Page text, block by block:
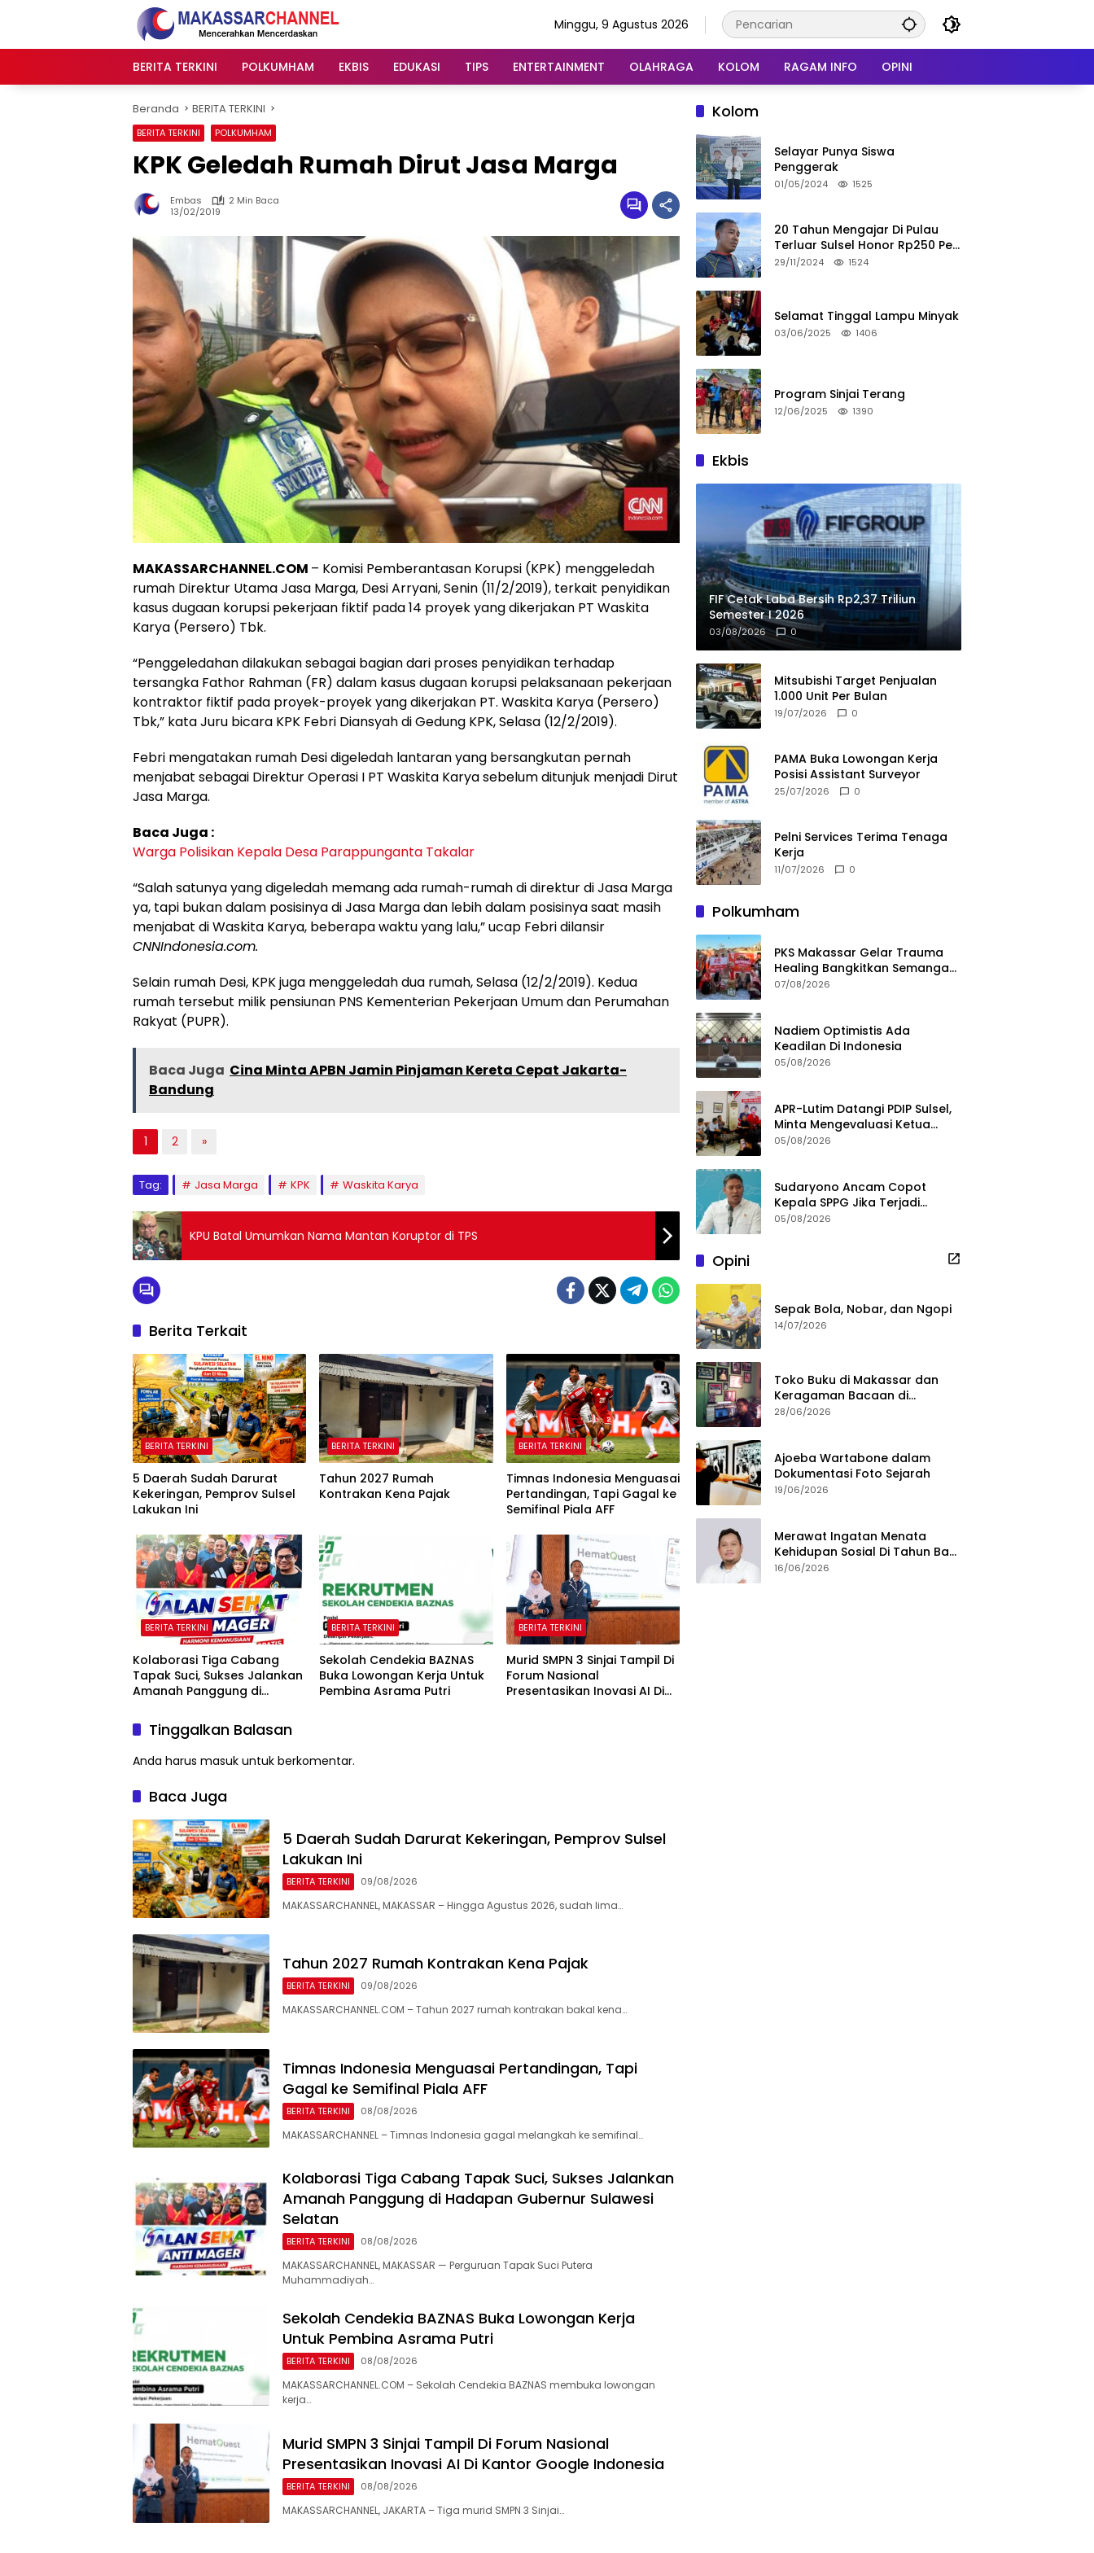
Minggu, 9 Agustus 2026
BERITA TERKINI POLKUMHAM EKBIS EDUKASI TIPS ENTERTAINMENT OLAHRAGA KOLOM RAGAM INFO OPINI
Beranda BERITA TERKINI
BERITA TERKINI POLKUMHAM
KPK Geledah Rumah Dirut Jasa Marga
Embas
2 Min Baca
13/02/2019
MAKASSARCHANNEL.COM – Komisi Pemberantasan Korupsi (KPK) menggeledah
rumah Direktur Utama Jasa Marga, Desi Arryani, Senin (11/2/2019), terkait penyidikan
kasus dugaan korupsi pekerjaan fiktif pada 14 proyek yang dikerjakan PT Waskita
Karya (Persero) Tbk.
“Penggeledahan dilakukan sebagai bagian dari proses penyidikan terhadap
tersangka Fathor Rahman (FR) dalam kasus dugaan korupsi pelaksanaan pekerjaan
kontraktor fiktif pada proyek-proyek yang dikerjakan PT. Waskita Karya (Persero)
Tbk,” kata Juru bicara KPK Febri Diansyah di Gedung KPK, Selasa (12/2/2019).
Febri mengatakan rumah Desi digeledah lantaran yang bersangkutan pernah
menjabat sebagai Direktur Operasi I PT Waskita Karya sebelum ditunjuk menjadi Dirut
Jasa Marga.
Baca Juga :
Warga Polisikan Kepala Desa Parappunganta Takalar
“Salah satunya yang digeledah memang ada rumah-rumah di direktur di Jasa Marga
ya, tapi bukan dalam posisinya di Jasa Marga dan lebih dalam posisinya saat masih
menjabat di Waskita Karya, beberapa waktu yang lalu,” ucap Febri dilansir
CNNIndonesia.com.
Selain rumah Desi, KPK juga menggeledah dua rumah, Selasa (12/2/2019). Kedua
rumah tersebut milik pensiunan PNS Kementerian Pekerjaan Umum dan Perumahan
Rakyat (PUPR).
Baca Juga Cina Minta APBN Jamin Pinjaman Kereta Cepat Jakarta-
Bandung
1 2 »
Tag: Jasa Marga KPK Waskita Karya
KPU Batal Umumkan Nama Mantan Koruptor di TPS
Berita Terkait
BERITA TERKINI
5 Daerah Sudah Darurat
Kekeringan, Pemprov Sulsel
Lakukan Ini
BERITA TERKINI
Tahun 2027 Rumah
Kontrakan Kena Pajak
BERITA TERKINI
Timnas Indonesia Menguasai
Pertandingan, Tapi Gagal ke
Semifinal Piala AFF
BERITA TERKINI
Kolaborasi Tiga Cabang
Tapak Suci, Sukses Jalankan
Amanah Panggung di
Selatan
BERITA TERKINI
Sekolah Cendekia BAZNAS
Buka Lowongan Kerja Untuk
Pembina Asrama Putri
BERITA TERKINI
Murid SMPN 3 Sinjai Tampil Di
Forum Nasional
Presentasikan Inovasi AI Di
Tinggalkan Balasan
Anda harus masuk untuk berkomentar.
Baca Juga
5 Daerah Sudah Darurat Kekeringan, Pemprov Sulsel
Lakukan Ini
BERITA TERKINI 09/08/2026
MAKASSARCHANNEL, MAKASSAR – Hingga Agustus 2026, sudah lima…
Tahun 2027 Rumah Kontrakan Kena Pajak
BERITA TERKINI 09/08/2026
MAKASSARCHANNEL.COM – Tahun 2027 rumah kontrakan bakal kena…
Timnas Indonesia Menguasai Pertandingan, Tapi
Gagal ke Semifinal Piala AFF
BERITA TERKINI 08/08/2026
MAKASSARCHANNEL – Timnas Indonesia gagal melangkah ke semifinal…
Kolaborasi Tiga Cabang Tapak Suci, Sukses Jalankan
Amanah Panggung di Hadapan Gubernur Sulawesi
Selatan
BERITA TERKINI 08/08/2026
MAKASSARCHANNEL, MAKASSAR — Perguruan Tapak Suci Putera
Muhammadiyah…
Sekolah Cendekia BAZNAS Buka Lowongan Kerja
Untuk Pembina Asrama Putri
BERITA TERKINI 08/08/2026
MAKASSARCHANNEL.COM – Sekolah Cendekia BAZNAS membuka lowongan
kerja…
Murid SMPN 3 Sinjai Tampil Di Forum Nasional
Presentasikan Inovasi AI Di Kantor Google Indonesia
BERITA TERKINI 08/08/2026
MAKASSARCHANNEL, JAKARTA – Tiga murid SMPN 3 Sinjai…
Kolom
Selayar Punya Siswa
Penggerak
01/05/2024 1525
20 Tahun Mengajar Di Pulau
Terluar Sulsel Honor Rp250 Per
Bulan
29/11/2024 1524
Selamat Tinggal Lampu Minyak
03/06/2025 1406
Program Sinjai Terang
12/06/2025 1390
Ekbis
FIF Cetak Laba Bersih Rp2,37 Triliun
Semester I 2026
03/08/2026 0
Mitsubishi Target Penjualan
1.000 Unit Per Bulan
19/07/2026 0
PAMA Buka Lowongan Kerja
Posisi Assistant Surveyor
25/07/2026 0
Pelni Services Terima Tenaga
Kerja
11/07/2026 0
Polkumham
PKS Makassar Gelar Trauma
Healing Bangkitkan Semangat
Korban Kebakaran Tallo
07/08/2026
Nadiem Optimistis Ada
Keadilan Di Indonesia
05/08/2026
APR-Lutim Datangi PDIP Sulsel,
Minta Mengevaluasi Ketua
DPRD Luwu Timur
05/08/2026
Sudaryono Ancam Copot
Kepala SPPG Jika Terjadi
Keracunan MBG
05/08/2026
Opini
Sepak Bola, Nobar, dan Ngopi
14/07/2026
Toko Buku di Makassar dan
Keragaman Bacaan di
Masanya
28/06/2026
Ajoeba Wartabone dalam
Dokumentasi Foto Sejarah
19/06/2026
Merawat Ingatan Menata
Kehidupan Sosial Di Tahun Baru
Islam
16/06/2026